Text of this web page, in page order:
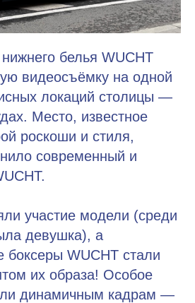
белья WUCHT
видеосъёмку на одной
локаций столицы —
Место, известное
роскоши и стиля,
современный и
участие модели (среди
девушка), а
боксеры WUCHT стали
их образа! Особое
динамичным кадрам —